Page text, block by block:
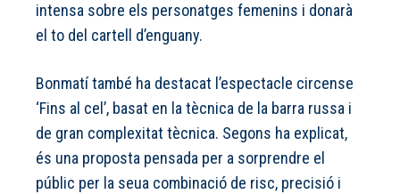
intensa sobre els personatges femenins i donarà
el to del cartell d’enguany.
Bonmatí també ha destacat l’espectacle circense
‘Fins al cel’, basat en la tècnica de la barra russa i
de gran complexitat tècnica. Segons ha explicat,
és una proposta pensada per a sorprendre el
públic per la seua combinació de risc, precisió i